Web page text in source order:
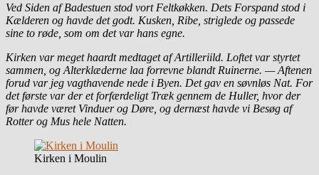
Ved Siden af Badestuen stod vort Feltkøkken. Dets Forspand stod i
Kælderen og havde det godt. Kusken, Ribe, striglede og passede
sine to røde, som om det var hans egne.
Kirken var meget haardt medtaget af Artilleriild. Loftet var styrtet
sammen, og Alterklæderne laa forrevne blandt Ruinerne. — Aftenen
forud var jeg vagthavende nede i Byen. Det gav en søvnløs Nat. For
det første var der et forfærdeligt Træk gennem de Huller, hvor der
før havde været Vinduer og Døre, og dernæst havde vi Besøg af
Rotter og Mus hele Natten.
Kirken i Moulin